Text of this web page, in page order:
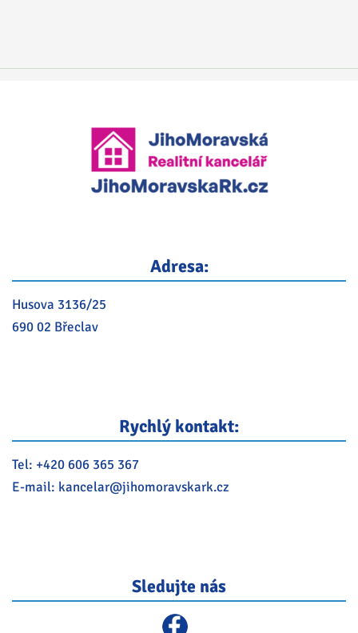
Adresa:
Husova 3136/25
690 02 Břeclav
Rychlý kontakt:
Tel: +420 606 365 367
E-mail: kancelar@jihomoravskark.cz
Sledujte nás